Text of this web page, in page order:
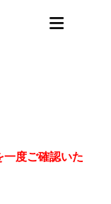
度ご確認いた